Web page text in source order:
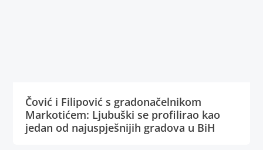
Čović i Filipović s gradonačelnikom
Markotićem: Ljubuški se profilirao kao
jedan od najuspješnijih gradova u BiH